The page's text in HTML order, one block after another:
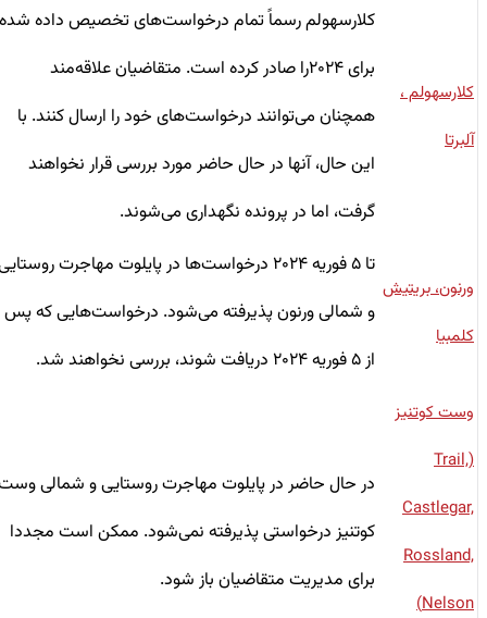
کلارسهولم ،
آلبرتا
کلارسهولم رسماً تمام درخواست‌های تخصیص‌ داده شده
برای ۲۰۲۴را صادر کرده است. متقاضیان علاقه‌مند
همچنان می‌توانند درخواست‌های خود را ارسال کنند. با
این حال، آنها در حال حاضر مورد بررسی قرار نخواهند
گرفت، اما در پرونده نگهداری می‌شوند.
ورنون، بریتیش
کلمبیا
تا ۵ فوریه ۲۰۲۴ درخواست‌ها در پایلوت مهاجرت روستایی
و شمالی ورنون پذیرفته می‌شود. درخواست‌هایی که پس
از ۵ فوریه ۲۰۲۴ دریافت شوند، بررسی نخواهند شد.
وست کوتنیز
(Trail,
Castlegar,
Rossland,
Nelson)
در حال حاضر در پایلوت مهاجرت روستایی و شمالی وست
کوتنیز درخواستی پذیرفته نمی‌شود. ممکن است مجددا
برای مدیریت متقاضیان باز شود.